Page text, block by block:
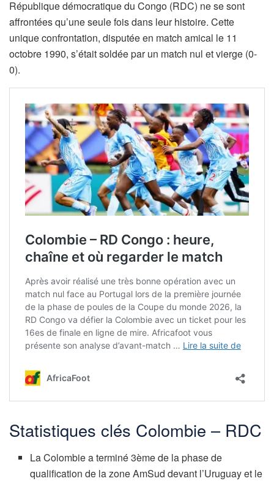
République démocratique du Congo (RDC) ne se sont
affrontées qu’une seule fois dans leur histoire. Cette
unique confrontation, disputée en match amical le 11
octobre 1990, s’était soldée par un match nul et vierge (0-
0).
Statistiques clés Colombie – RDC
La Colombie a terminé 3ème de la phase de
qualification de la zone AmSud devant l’Uruguay et le